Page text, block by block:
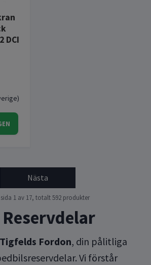
DCI
Nästa
1 av 17, totalt 592 produkter
Tigfelds Fordon, din pålitliga
Vi förstår